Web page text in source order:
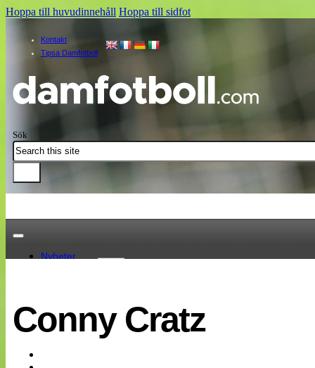
Hoppa till huvudinnehåll Hoppa till sidfot
Kontakt
Tipsa Damfotboll
Sök
Nyheter
EM 2013
Internationellt
Conny Cratz